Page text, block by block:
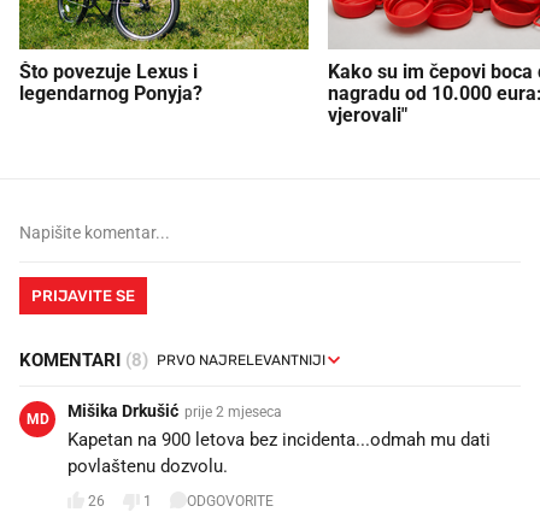
Što povezuje Lexus i
legendarnog Ponyja?
Kako su im čepovi boca
nagradu od 10.000
vjerovali"
PRIJAVITE SE
KOMENTARI (8)
MD Mišika Drkušić prije 2 mjeseca
Kapetan na 900 letova bez incidenta...odmah mu dati
povlaštenu dozvolu.
26 1 ODGOVORITE